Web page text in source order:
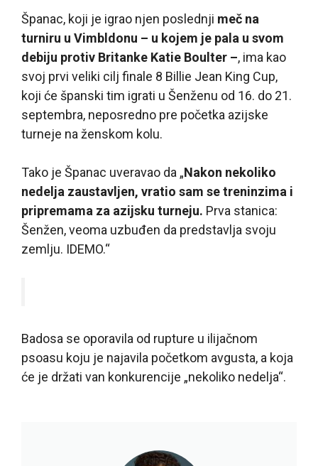
Španac, koji je igrao njen poslednji meč na
turniru u Vimbldonu – u kojem je pala u svom
debiju protiv Britanke Katie Boulter –, ima kao
svoj prvi veliki cilj finale 8 Billie Jean King Cup,
koji će španski tim igrati u Šenženu od 16. do 21.
septembra, neposredno pre početka azijske
turneje na ženskom kolu.
Tako je Španac uveravao da „Nakon nekoliko
nedelja zaustavljen, vratio sam se treninzima i
pripremama za azijsku turneju. Prva stanica:
Šenžen, veoma uzbuđen da predstavlja svoju
zemlju. IDEMO.“
Badosa se oporavila od rupture u ilijačnom
psoasu koju je najavila početkom avgusta, a koja
će je držati van konkurencije „nekoliko nedelja“.